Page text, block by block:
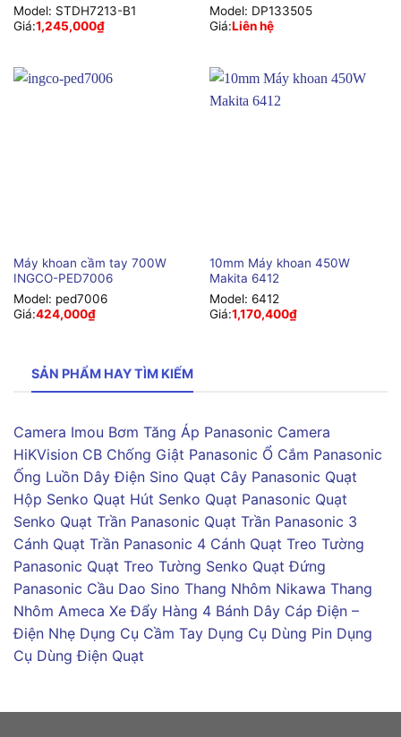
Model: STDH7213-B1
Giá:1,245,000₫
Model: DP133505
Giá:Liên hệ
Máy khoan cầm tay 700W
INGCO-PED7006
Model: ped7006
Giá:424,000₫
10mm Máy khoan 450W
Makita 6412
Model: 6412
Giá:1,170,400₫
SẢN PHẨM HAY TÌM KIẾM
Camera Imou Bơm Tăng Áp Panasonic Camera
HiKVision CB Chống Giật Panasonic Ổ Cắm Panasonic
Ống Luồn Dây Điện Sino Quạt Cây Panasonic Quạt
Hộp Senko Quạt Hút Senko Quạt Panasonic Quạt
Senko Quạt Trần Panasonic Quạt Trần Panasonic 3
Cánh Quạt Trần Panasonic 4 Cánh Quạt Treo Tường
Panasonic Quạt Treo Tường Senko Quạt Đứng
Panasonic Cầu Dao Sino Thang Nhôm Nikawa Thang
Nhôm Ameca Xe Đẩy Hàng 4 Bánh Dây Cáp Điện –
Điện Nhẹ Dụng Cụ Cầm Tay Dụng Cụ Dùng Pin Dụng
Cụ Dùng Điện Quạt